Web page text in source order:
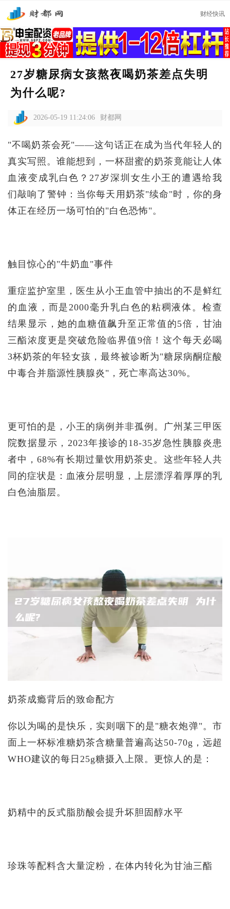
财经快讯
27岁糖尿病女孩熬夜喝奶茶差点失明
为什么呢?
2026-05-19 11:24:06 财都网
"不喝奶茶会死"——这句话正在成为当代年轻人的
真实写照。谁能想到，一杯甜蜜的奶茶竟能让人体
血液变成乳白色？27岁深圳女生小王的遭遇给我
们敲响了警钟：当你每天用奶茶"续命"时，你的身
体正在经历一场可怕的"白色恐怖"。
触目惊心的"牛奶血"事件
重症监护室里，医生从小王血管中抽出的不是鲜红
的血液，而是2000毫升乳白色的粘稠液体。检查
结果显示，她的血糖值飙升至正常值的5倍，甘油
三酯浓度更是突破危险临界值9倍！这个每天必喝
3杯奶茶的年轻女孩，最终被诊断为"糖尿病酮症酸
中毒合并脂源性胰腺炎"，死亡率高达30%。
更可怕的是，小王的病例并非孤例。广州某三甲医
院数据显示，2023年接诊的18-35岁急性胰腺炎患
者中，68%有长期过量饮用奶茶史。这些年轻人共
同的症状是：血液分层明显，上层漂浮着厚厚的乳
白色油脂层。
奶茶成瘾背后的致命配方
你以为喝的是快乐，实则咽下的是"糖衣炮弹"。市
面上一杯标准糖奶茶含糖量普遍高达50-70g，远超
WHO建议的每日25g糖摄入上限。更惊人的是：
奶精中的反式脂肪酸会提升坏胆固醇水平
珍珠等配料含大量淀粉，在体内转化为甘油三酯